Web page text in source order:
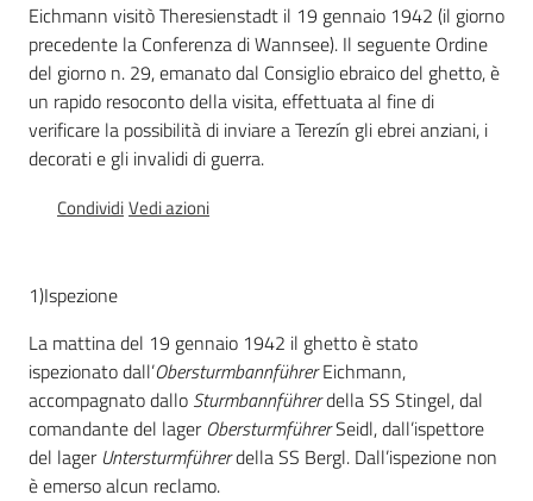
memoria
Seguici
su
Assemblea
legislativa
Eichmann visitò Theresienstadt il 19 gennaio 1942 (il giorno
precedente la Conferenza di Wannsee). Il seguente Ordine
del giorno n. 29, emanato dal Consiglio ebraico del ghetto, è
un rapido resoconto della visita, effettuata al fine di
verificare la possibilità di inviare a Terezín gli ebrei anziani, i
decorati e gli invalidi di guerra.
CondividiVedi azioni
1)Ispezione
La mattina del 19 gennaio 1942 il ghetto è stato
ispezionato dall’ObersturmbannführerEichmann,
accompagnato dallo Sturmbannführerdella SS Stingel, dal
comandante del lagerObersturmführerSeidl, dall’ispettore
del lagerUntersturmführerdella SS Bergl. Dall’ispezione non
è emerso alcun reclamo.